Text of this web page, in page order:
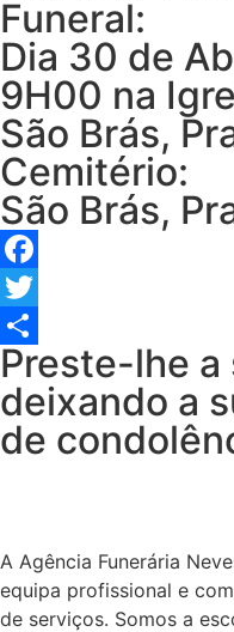
Funeral:
Dia 30 de
9H00 na
São Brás,
Cemitério:
São Brás,
Facebook
Twitter
Share
Preste-lhe a
deixando a
de
A Agência Funerária
equipa profissional e
de serviços. Somos a